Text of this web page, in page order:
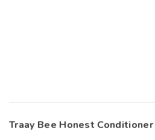
Traay Bee Honest